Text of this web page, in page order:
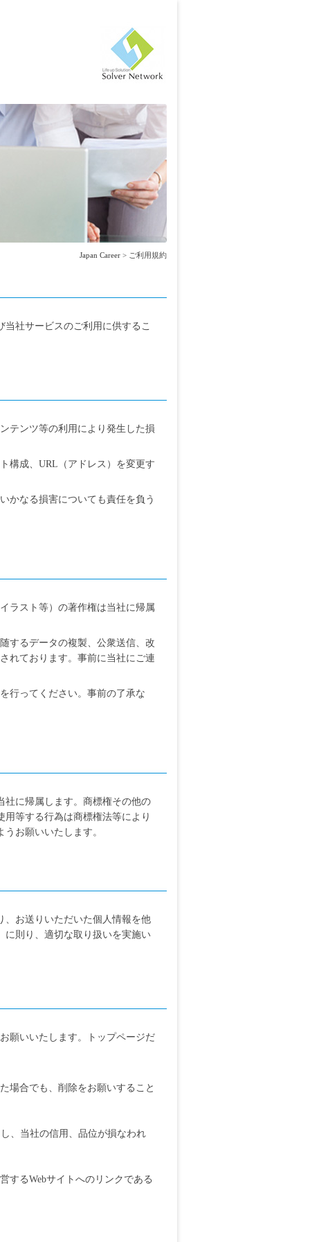
Japan Career > ご利用規約
社サービスのご利用に供するこ
テンツ等の利用により発生した損
構成、URL（アドレス）を変更す
かなる損害についても責任を負う
ラスト等）の著作権は当社に帰属
するデータの複製、公衆送信、改
れております。事前に当社にご連
行ってください。事前の了承な
社に帰属します。商標権その他の
等する行為は商標権法等により
お願いいたします。
、お送りいただいた個人情報を他
に則り、適切な取り扱いを実施い
願いいたします。トップページだ
場合でも、削除をお願いすること
、当社の信用、品位が損なわれ
するWebサイトへのリンクである